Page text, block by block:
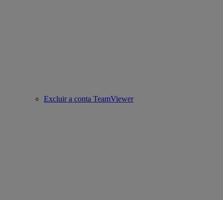
Excluir a conta TeamViewer